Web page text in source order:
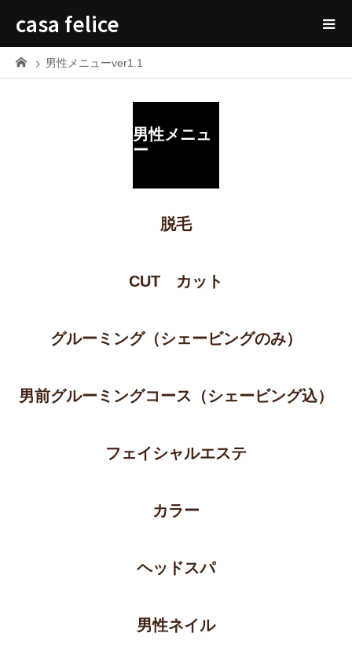
casa felice
男性メニューver1.1
男性メニュ
ー
脱毛
CUT カット
グルーミング（シェービングのみ）
男前グルーミングコース （シェービング込）
フェイシャルエステ
カラー
ヘッドスパ
男性ネイル